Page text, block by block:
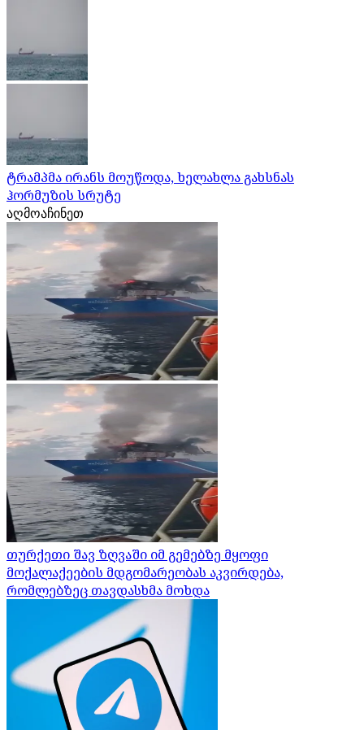
ტრამპმა ირანს მოუწოდა, ხელახლა გახსნას
ჰორმუზის სრუტე
აღმოაჩინეთ
თურქეთი შავ ზღვაში იმ გემებზე მყოფი
მოქალაქეების მდგომარეობას აკვირდება,
რომლებზეც თავდასხმა მოხდა